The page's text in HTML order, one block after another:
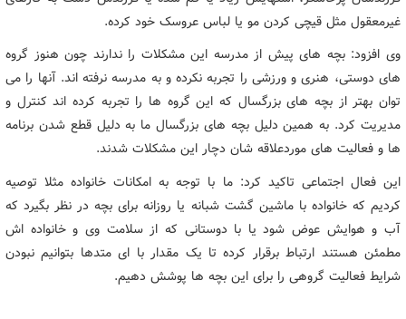
غیرمعقول مثل قیچی کردن مو یا لباس عروسک خود کرده.
وی افزود: بچه های پیش از مدرسه این مشکلات را ندارند چون هنوز گروه
های دوستی، هنری و ورزشی را تجربه نکرده و به مدرسه نرفته اند. آنها را می
توان بهتر از بچه های بزرگسال که این گروه ها را تجربه کرده اند کنترل و
مدیریت کرد. به همین دلیل بچه های بزرگسال ما به دلیل قطع شدن برنامه
ها و فعالیت های موردعلاقه شان دچار این مشکلات شدند.
این فعال اجتماعی تاکید کرد: ما با توجه به امکانات خانواده مثلا توصیه
کردیم که خانواده با ماشین گشت شبانه یا روزانه برای بچه در نظر بگیرد که
آب و هوایش عوض شود یا با دوستانی که از سلامت وی و خانواده اش
مطمئن هستند ارتباط برقرار کرده تا یک مقدار با ای متدها بتوانیم نبودن
شرایط فعالیت گروهی را برای این بچه ها پوشش دهیم.